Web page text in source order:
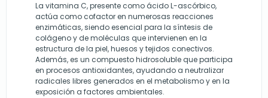
La vitamina C, presente como ácido L-ascórbico,
actúa como cofactor en numerosas reacciones
enzimáticas, siendo esencial para la síntesis de
colágeno y de moléculas que intervienen en la
estructura de la piel, huesos y tejidos conectivos.
Además, es un compuesto hidrosoluble que participa
en procesos antioxidantes, ayudando a neutralizar
radicales libres generados en el metabolismo y en la
exposición a factores ambientales.